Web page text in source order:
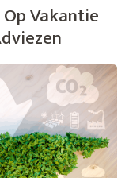
Vakantie